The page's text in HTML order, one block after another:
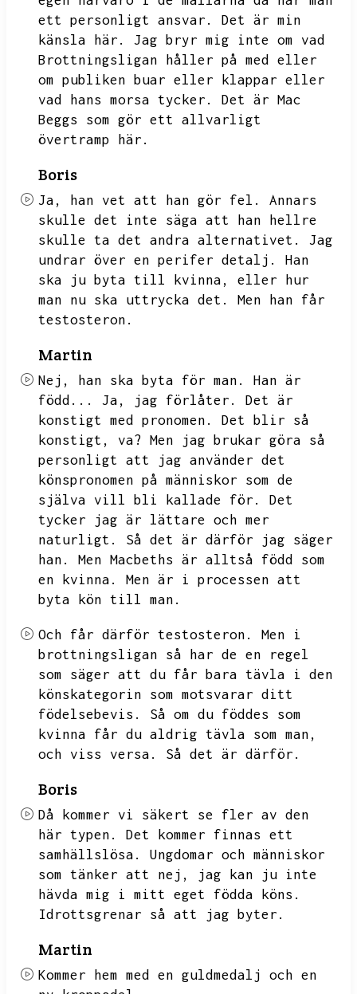
ett personligt ansvar.
Det är min
känsla här.
Jag bryr mig inte om vad
Brottningsligan håller på med eller
om publiken buar eller klappar eller
vad hans morsa tycker.
Det är Mac
Beggs som gör ett allvarligt
övertramp här.
Boris
Ja, han vet att han gör fel.
Annars
skulle det inte säga att han hellre
skulle ta det andra alternativet.
Jag
undrar över en perifer detalj.
Han
ska ju byta till kvinna,
eller hur
man nu ska uttrycka det.
Men han får
testosteron.
Martin
Nej, han ska byta för man.
Han är
född...
Ja, jag förlåter.
Det är
konstigt med pronomen.
Det blir så
konstigt,
va? Men jag brukar göra så
personligt att jag använder det
könspronomen på människor som de
själva vill bli kallade för.
Det
tycker jag är lättare och mer
naturligt.
Så det är därför jag säger
han.
Men Macbeths är alltså född som
en kvinna.
Men är i processen att
byta kön till man.
Och får därför testosteron.
Men i
brottningsligan så har de en regel
som säger att du får bara tävla i den
könskategorin som motsvarar ditt
födelsebevis.
Så om du föddes som
kvinna får du aldrig tävla som man,
och viss versa.
Så det är därför.
Boris
Då kommer vi säkert se fler av den
här typen.
Det kommer finnas ett
samhällslösa.
Ungdomar och människor
som tänker att nej,
jag kan ju inte
hävda mig i mitt eget födda köns.
Idrottsgrenar så att jag byter.
Martin
Kommer hem med en guldmedalj och en